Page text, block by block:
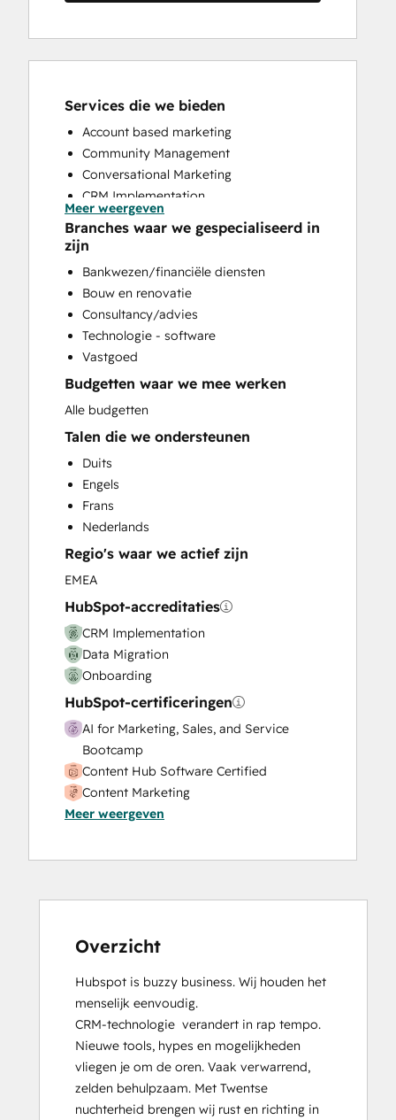
Services die we bieden
Account based marketing
Community Management
Conversational Marketing
CRM Implementation
CRM Migration
Custom API Integrations
Customer Success Training
Customer Support Training
Customer Survey and Analysis
Email Marketing
Full Inbound Marketing Services
Help Desk Implementation
Knowledge Base Development
Paid Advertising
Sales and Marketing Alignment
Sales Coaching and Training
Sales Enablement
Website Design
Website Development
Website Migration
Meer weergeven
Branches waar we gespecialiseerd in
zijn
Bankwezen/financiële diensten
Bouw en renovatie
Consultancy/advies
Technologie - software
Vastgoed
Budgetten waar we mee werken
Alle budgetten
Talen die we ondersteunen
Duits
Engels
Frans
Nederlands
Regio's waar we actief zijn
EMEA
HubSpot-accreditaties
CRM Implementation
Data Migration
Onboarding
HubSpot-certificeringen
AI for Marketing, Sales, and Service
Bootcamp
Content Hub Software Certified
Content Marketing
CRM Data Migration Certification
Digital Advertising
Email Marketing Certification
Guided Client Onboarding
HubSpot Marketing Hub Software
Certification
HubSpot Reporting
HubSpot Sales Hub Software
Certification
HubSpot Solutions Partner
HubSpot Trainer Certification
Meer weergeven
Overzicht
Hubspot is buzzy business. Wij houden het
menselijk eenvoudig.
CRM-technologie  verandert in rap tempo.
Nieuwe tools, hypes en mogelijkheden
vliegen je om de oren. Vaak verwarrend,
zelden behulpzaam. Met Twentse
nuchterheid brengen wij rust en richting in